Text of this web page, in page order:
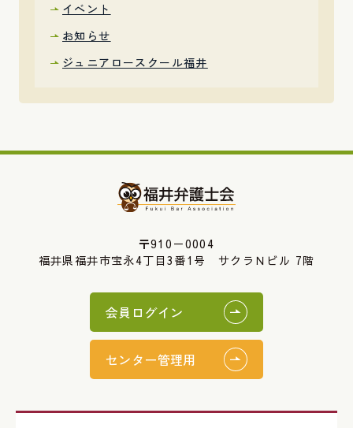
イベント
お知らせ
ジュニアロースクール福井
〒910－0004
福井県福井市宝永4丁目3番1号 サクラＮビル 7階
会員ログイン
センター管理用